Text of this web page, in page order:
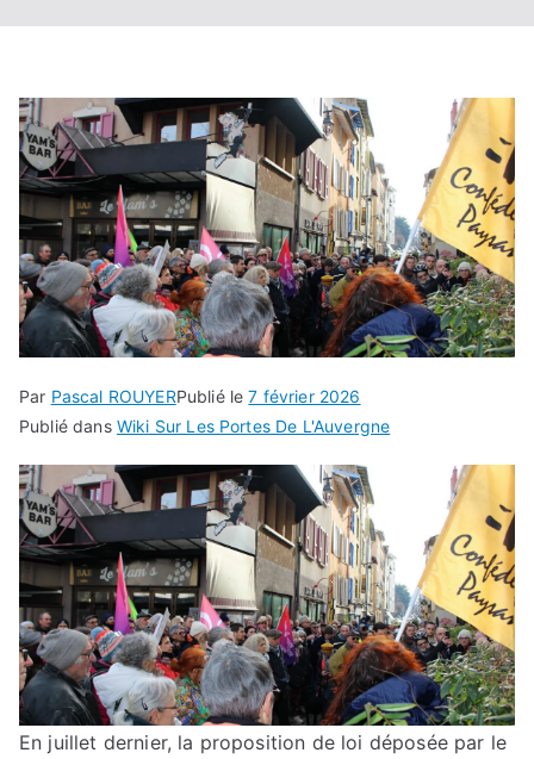
Par Pascal ROUYERPublié le7 février 2026
Publié dans Wiki Sur Les Portes De L'Auvergne
En juillet dernier, la proposition de loi déposée par le